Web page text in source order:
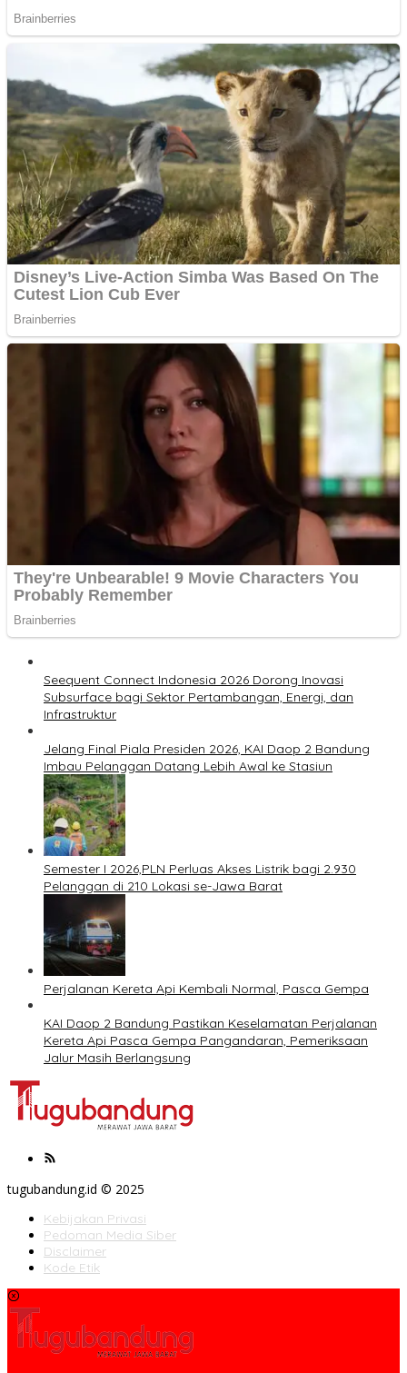
Seequent Connect Indonesia 2026 Dorong Inovasi
Subsurface bagi Sektor Pertambangan, Energi, dan
Infrastruktur
Jelang Final Piala Presiden 2026, KAI Daop 2 Bandung
Imbau Pelanggan Datang Lebih Awal ke Stasiun
Semester I 2026,PLN Perluas Akses Listrik bagi 2.930
Pelanggan di 210 Lokasi se-Jawa Barat
Perjalanan Kereta Api Kembali Normal, Pasca Gempa
KAI Daop 2 Bandung Pastikan Keselamatan Perjalanan
Kereta Api Pasca Gempa Pangandaran, Pemeriksaan
Jalur Masih Berlangsung
tugubandung.id © 2025
Kebijakan Privasi
Pedoman Media Siber
Disclaimer
Kode Etik